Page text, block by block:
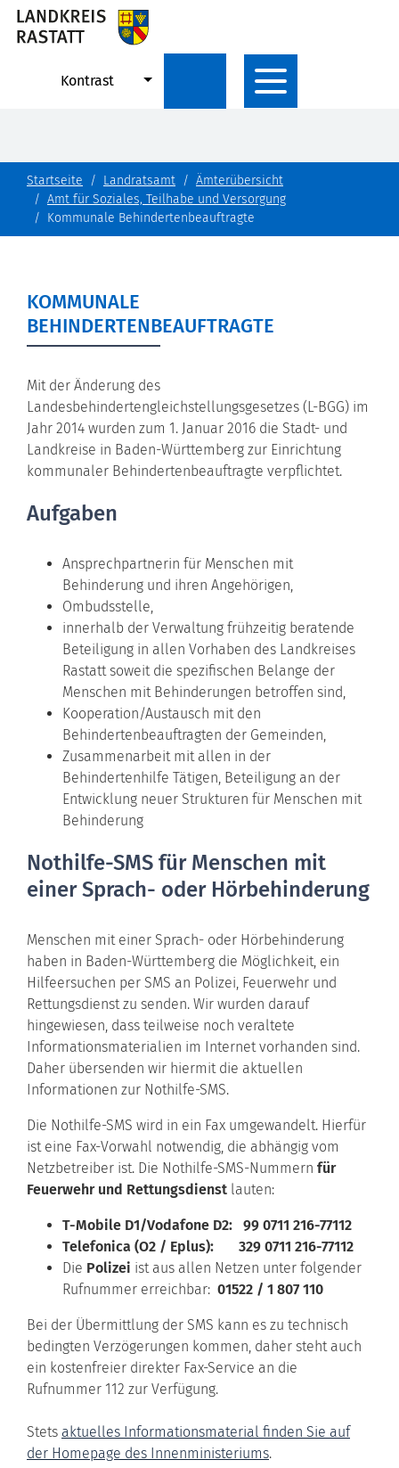
Kontrast
Startseite Landratsamt
Ämterübersicht
Amt für Soziales, Teilhabe und Versorgung
Kommunale Behindertenbeauftragte
KOMMUNALE
BEHINDERTENBEAUFTRAGTE
Mit der Änderung des
Landesbehindertengleichstellungsgesetzes (L-BGG) im
Jahr 2014 wurden zum 1. Januar 2016 die Stadt- und
Landkreise in Baden-Württemberg zur Einrichtung
kommunaler Behindertenbeauftragte verpflichtet.
Aufgaben
Ansprechpartnerin für Menschen mit
Behinderung und ihren Angehörigen,
Ombudsstelle,
innerhalb der Verwaltung frühzeitig beratende
Beteiligung in allen Vorhaben des Landkreises
Rastatt soweit die spezifischen Belange der
Menschen mit Behinderungen betroffen sind,
Kooperation/Austausch mit den
Behindertenbeauftragten der Gemeinden,
Zusammenarbeit mit allen in der
Behindertenhilfe Tätigen, Beteiligung an der
Entwicklung neuer Strukturen für Menschen mit
Behinderung
Nothilfe-SMS für Menschen mit
einer Sprach- oder Hörbehinderung
Menschen mit einer Sprach- oder Hörbehinderung
haben in Baden-Württemberg die Möglichkeit, ein
Hilfeersuchen per SMS an Polizei, Feuerwehr und
Rettungsdienst zu senden. Wir wurden darauf
hingewiesen, dass teilweise noch veraltete
Informationsmaterialien im Internet vorhanden sind.
Daher übersenden wir hiermit die aktuellen
Informationen zur Nothilfe-SMS.
Die Nothilfe-SMS wird in ein Fax umgewandelt. Hierfür
ist eine Fax-Vorwahl notwendig, die abhängig vom
Netzbetreiber ist. Die Nothilfe-SMS-Nummern für
Feuerwehr und Rettungsdienst lauten:
T-Mobile D1/Vodafone D2: 99 0711 216-77112
Telefonica (O2 / Eplus): 329 0711 216-77112
Die Polizei ist aus allen Netzen unter folgender
Rufnummer erreichbar: 01522 / 1 807 110
Bei der Übermittlung der SMS kann es zu technisch
bedingten Verzögerungen kommen, daher steht auch
ein kostenfreier direkter Fax-Service an die
Rufnummer 112 zur Verfügung.
Stets aktuelles Informationsmaterial finden Sie auf
der Homepage des Innenministeriums.